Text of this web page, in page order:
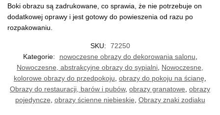
Boki obrazu są zadrukowane, co sprawia, że nie potrzebuje on
dodatkowej oprawy i jest gotowy do powieszenia od razu po
rozpakowaniu.
SKU:
72250
Kategorie:
nowoczesne obrazy do dekorowania salonu
Nowoczesne, abstrakcyjne obrazy do sypialni Nowoczesne,
kolorowe obrazy do przedpokoju obrazy do pokoju na ścianę
Obrazy do restauracji, barów i pubów, obrazy granatowe obrazy
pojedyncze obrazy ścienne niebieskie Obrazy znaki zodiaku